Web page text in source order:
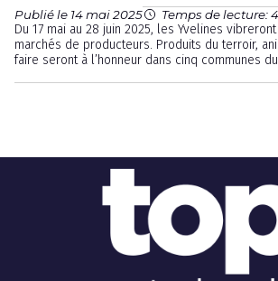
Publié le 14 mai 2025 Temps de lecture:
Du 17 mai au 28 juin 2025, les Yvelines
marchés de producteurs. Produits du terroir,
faire seront à l’honneur dans cinq communes